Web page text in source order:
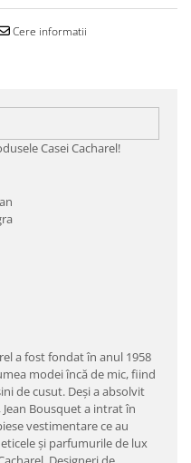
Cere informatii
Casei Cacharel!
a fost fondat în anul 1958
modei încă de mic, fiind
de cusut. Deşi a absolvit
Bousquet a intrat în
vestimentare ce au
şi parfumurile de lux